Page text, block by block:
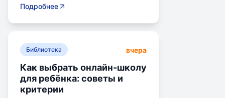
готовящихся к переходу на
старшего подросткового и
помогает детям развивать
личностные навыки, получать опыт
самоопределения и выбирать
Подробнее
Библиотека вчера
Как выбрать онлайн-школу
для ребёнка: советы и
критерии